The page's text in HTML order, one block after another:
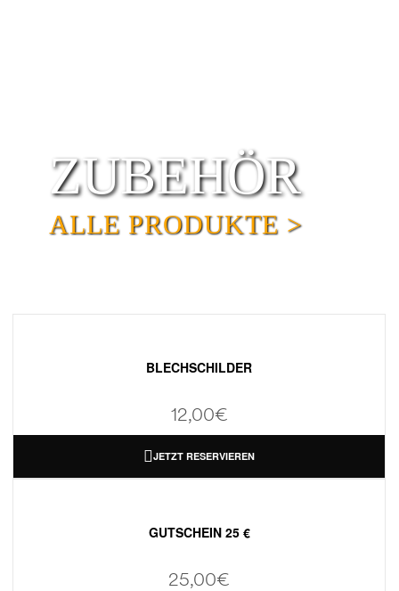
ZUBEHÖR
ALLE PRODUKTE >
BLECHSCHILDER
12,00€
JETZT RESERVIEREN
GUTSCHEIN 25 €
25,00€